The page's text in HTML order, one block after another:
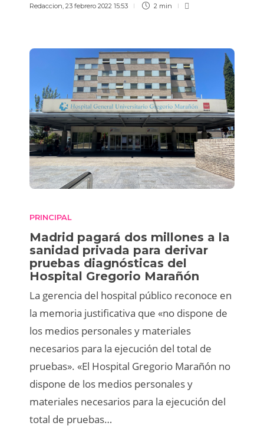
Redaccion 23 febrero 2022 15:53 2 min
PRINCIPAL
Madrid pagará dos millones a la
sanidad privada para derivar
pruebas diagnósticas del
Hospital Gregorio Marañón
La gerencia del hospital público reconoce en
la memoria justificativa que «no dispone de
los medios personales y materiales
necesarios para la ejecución del total de
pruebas». «El Hospital Gregorio Marañón no
dispone de los medios personales y
materiales necesarios para la ejecución del
total de pruebas…